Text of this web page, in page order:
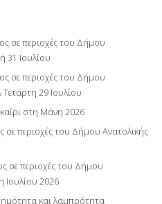
σε περιοχές του Δήμου
31 Ιουλίου
σε περιοχές του Δήμου
29 Ιουλίου
στη Μάνη 2026
σε περιοχές του Δήμου Ανατολικής
σε περιοχές του Δήμου
Ιουλίου 2026
και λαμπρότητα